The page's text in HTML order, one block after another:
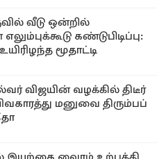
வீடு ஒன்றில்
கண்டுபிடிப்பு:
மூதாட்டி
விஜயின் வழக்கில் திடீர்
மனுவை திரும்பப்